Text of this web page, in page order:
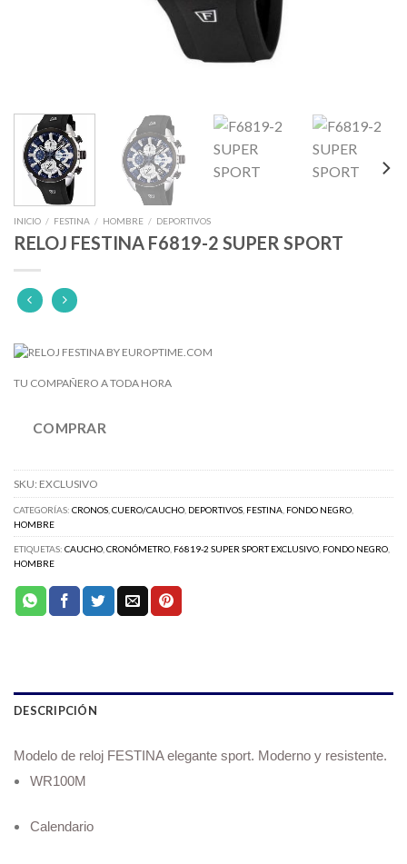
INICIO / FESTINA / HOMBRE / DEPORTIVOS
RELOJ FESTINA F6819-2 SUPER SPORT
TU COMPAÑERO A TODA HORA
COMPRAR
SKU: EXCLUSIVO
CATEGORÍAS: CRONOS CUERO/CAUCHO DEPORTIVOS FESTINA FONDO NEGRO
HOMBRE
ETIQUETAS: CAUCHO CRONÓMETRO F6819-2 SUPER SPORT EXCLUSIVO FONDO NEGRO
HOMBRE
DESCRIPCIÓN
Modelo de reloj FESTINA elegante sport. Moderno y resistente.
WR100M
Calendario